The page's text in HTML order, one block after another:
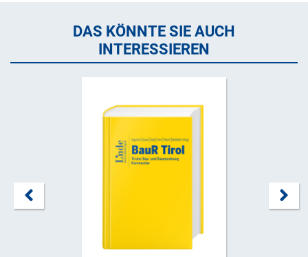
DAS KÖNNTE SIE AUCH
INTERESSIEREN